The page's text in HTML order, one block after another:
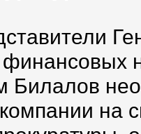
Билалов
на